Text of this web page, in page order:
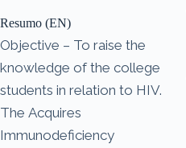
Resumo (EN)
Objective – To raise the
knowledge of the college
students in relation to HIV.
The Acquires
Immunodeficiency